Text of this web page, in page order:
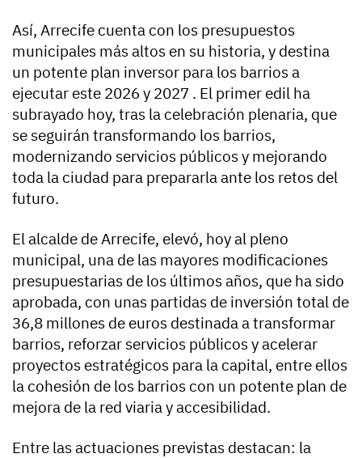
Así, Arrecife cuenta con los presupuestos
municipales más altos en su historia, y destina
un potente plan inversor para los barrios a
ejecutar este 2026 y 2027 . El primer edil ha
subrayado hoy, tras la celebración plenaria, que
se seguirán transformando los barrios,
modernizando servicios públicos y mejorando
toda la ciudad para prepararla ante los retos del
futuro.
El alcalde de Arrecife, elevó, hoy al pleno
municipal, una de las mayores modificaciones
presupuestarias de los últimos años, que ha sido
aprobada, con unas partidas de inversión total de
36,8 millones de euros destinada a transformar
barrios, reforzar servicios públicos y acelerar
proyectos estratégicos para la capital, entre ellos
la cohesión de los barrios con un potente plan de
mejora de la red viaria y accesibilidad.
Entre las actuaciones previstas destacan: la